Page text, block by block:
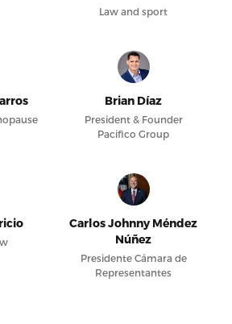
Law and sport
Brian Díaz
President & Founder
Pacifico Group
Carlos Johnny Méndez
Núñez
Presidente Cámara de
Representantes